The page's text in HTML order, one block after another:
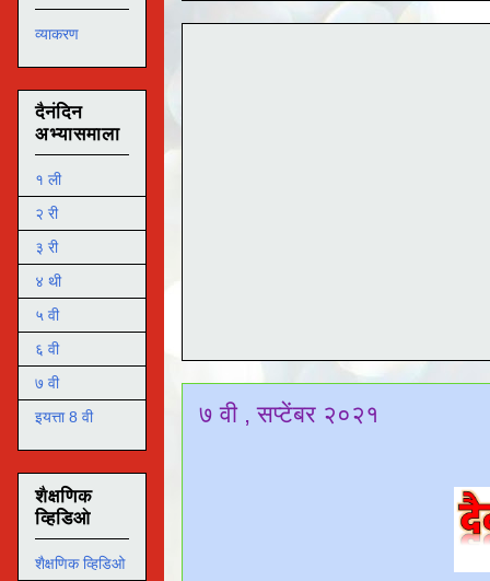
७ वी , सप्टेंबर २०२१
व्याकरण
दैनंदिन
अभ्यासमाला
१ ली
२ री
३ री
४ थी
५ वी
६ वी
७ वी
इयत्ता 8 वी
शैक्षणिक
व्हिडिओ
शैक्षणिक व्हिडिओ